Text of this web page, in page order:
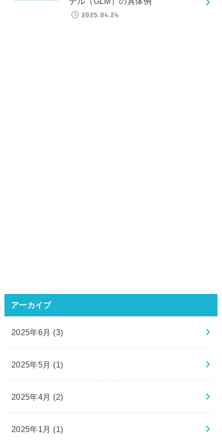
2025.04.24
アーカイブ
2025年6月 (3)
2025年5月 (1)
2025年4月 (2)
2025年1月 (1)